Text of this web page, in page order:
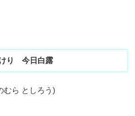
り 今日白露
むら としろう)